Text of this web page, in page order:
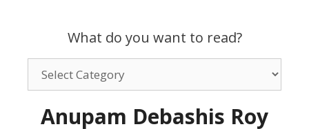
What do you want to read?
want
Anupam Debashis Roy